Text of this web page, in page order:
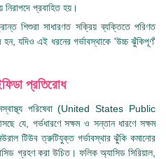
নিরাপদে প্রবাহিত হয়।
শিশুরা সাধারণত সক্রিয় ব্যক্তিতে পরিণত
যদিও এই ধরনের গর্ভাবস্থাকে 'উচ্চ ঝুঁকিপূর্ণ'
প্রতিরোধ
পরিষেবা (United States Public
গর্ভধারণে সক্ষম ও সন্তান ধারণে সক্ষম
টিউব ত্রুটিযুক্ত গর্ভাবস্থার ঝুঁকি কমানোর
গ্রহণ করা উচিত। ফলিক অ্যাসিড সিরিয়াল,